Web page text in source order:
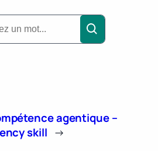
agentique –
skill →